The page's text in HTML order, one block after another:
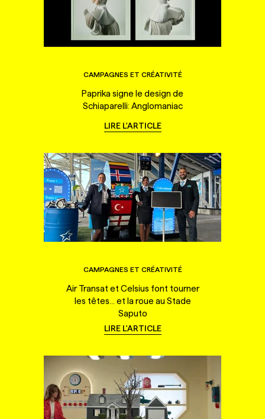
CAMPAGNES ET CRÉATIVITÉ
Paprika signe le design de
Schiaparelli: Anglomaniac
LIRE L'ARTICLE
CAMPAGNES ET CRÉATIVITÉ
Air Transat et Celsius font tourner
les têtes... et la roue au Stade
Saputo
LIRE L'ARTICLE